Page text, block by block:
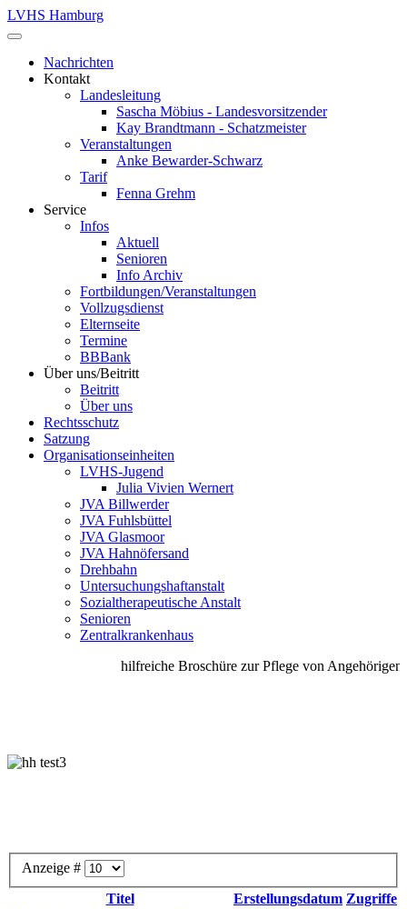
LVHS Hamburg
Nachrichten
Kontakt
Landesleitung
Sascha Möbius - Landesvorsitzender
Kay Brandtmann - Schatzmeister
Veranstaltungen
Anke Bewarder-Schwarz
Tarif
Fenna Grehm
Service
Infos
Aktuell
Senioren
Info Archiv
Fortbildungen/Veranstaltungen
Vollzugsdienst
Elternseite
Termine
BBBank
Über uns/Beitritt
Beitritt
Über uns
Rechtsschutz
Satzung
Organisationseinheiten
LVHS-Jugend
Julia Vivien Wernert
JVA Billwerder
JVA Fuhlsbüttel
JVA Glasmoor
JVA Hahnöfersand
Drehbahn
Untersuchungshaftanstalt
Sozialtherapeutische Anstalt
Senioren
Zentralkrankenhaus
hilfreiche Broschüre zur Pflege von Angehörigen
Anzeige #
Titel
Erstellungsdatum Zugriffe